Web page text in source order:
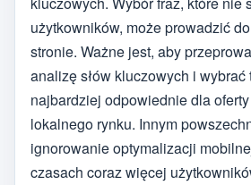
użytkowników, może prowadzić
stronie. Ważne jest, aby
analizę słów kluczowych i wybrać
najbardziej odpowiednie dla
lokalnego rynku. Innym
ignorowanie optymalizacji
czasach coraz więcej